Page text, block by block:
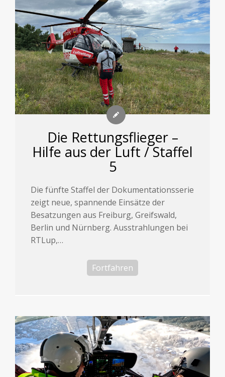
Die Rettungsflieger –
Hilfe aus der Luft / Staffel
5
Die fünfte Staffel der Dokumentationsserie
zeigt neue, spannende Einsätze der
Besatzungen aus Freiburg, Greifswald,
Berlin und Nürnberg. Ausstrahlungen bei
RTLup,…
Fortfahren